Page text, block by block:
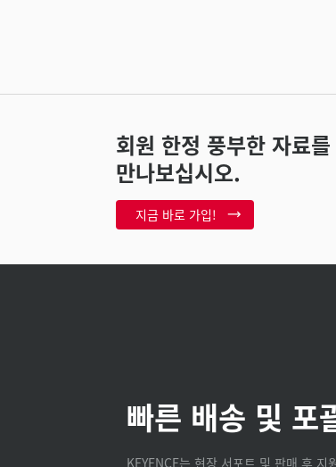
회원 한정 풍부한 자료를
만나보십시오.
지금 바로 가입!
빠른 배송 및 포
KEYENCE는 현장 서포트 및 판매 후 지